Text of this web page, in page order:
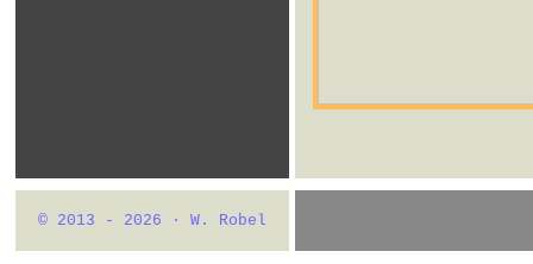
© 2013 - 2026 · W. Robel